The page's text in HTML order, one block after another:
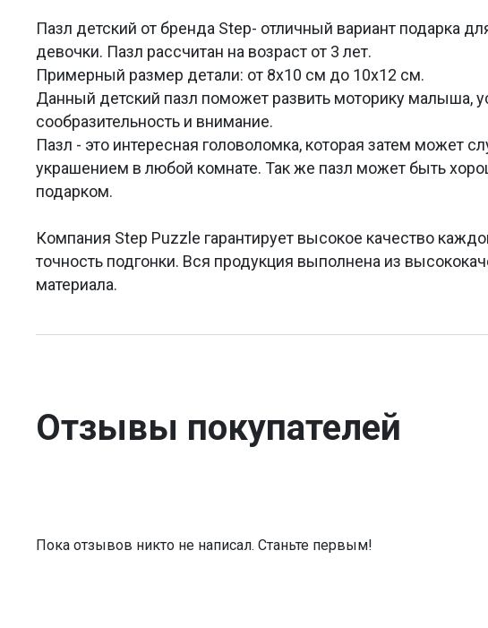
Пазл детский от бренда Step- отличный вариант подарка
девочки. Пазл рассчитан на возраст от 3 лет.
Примерный размер детали: от 8х10 см до 10х12 см.
Данный детский пазл поможет развить моторику малыша,
сообразительность и внимание.
Пазл - это интересная головоломка, которая затем может
украшением в любой комнате. Так же пазл может быть
подарком.
Компания Step Puzzle гарантирует высокое качество
точность подгонки. Вся продукция выполнена из
материала.
Отзывы покупателей
Пока отзывов никто не написал. Станьте первым!